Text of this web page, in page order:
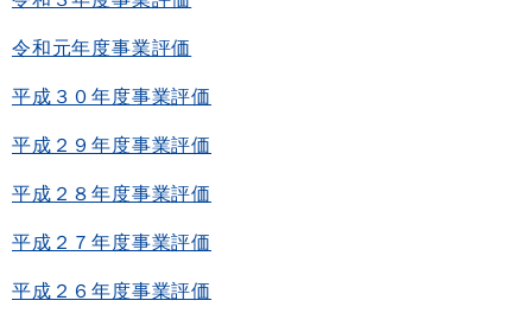
令和元年度事業評価
平成３０年度事業評価
平成２９年度事業評価
平成２８年度事業評価
平成２７年度事業評価
平成２６年度事業評価